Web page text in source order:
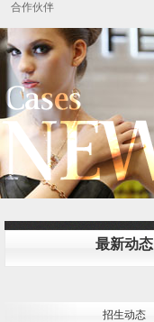
合作伙伴
最新动态
招生动态